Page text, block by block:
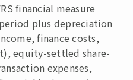
financial measure
plus depreciation
finance costs,
equity-settled share-
expenses,